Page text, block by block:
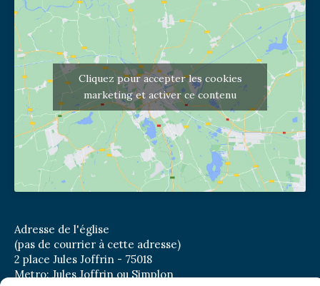
Cliquez pour accepter les cookies
marketing et activer ce contenu
Adresse de l'église
(pas de courrier à cette adresse)
2 place Jules Joffrin - 75018
Metro: Jules Joffrin ou Simplon